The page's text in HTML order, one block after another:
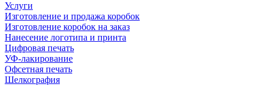
Услуги
Изготовление и продажа коробок
Изготовление коробок на заказ
Нанесение логотипа и принта
Цифровая печать
УФ-лакирование
Офсетная печать
Шелкография